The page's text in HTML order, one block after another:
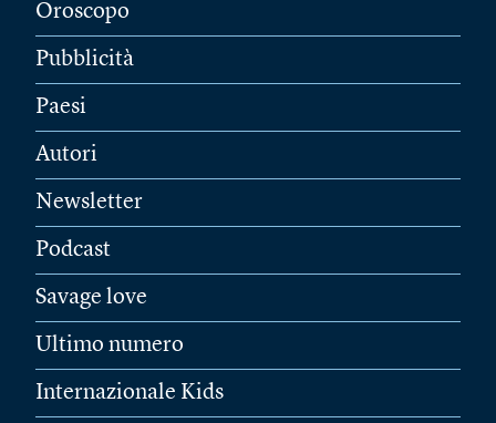
Oroscopo
Pubblicità
Paesi
Autori
Newsletter
Podcast
Savage love
Ultimo numero
Internazionale Kids